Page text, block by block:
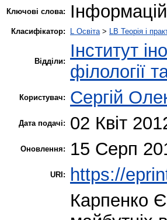
Ключові слова:
Класифікатор: L Освіта > LB Теорія і
Відділи:
Інститут
філології
Користувач: Сергій
Дата подачі: 02 Квіт
Оновлення: 15 Серп
URI: https://
Карпенко